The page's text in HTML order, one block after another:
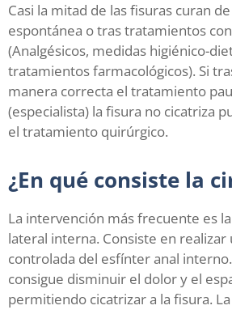
Casi la mitad de las fisuras curan
espontánea o tras tratamientos
(Analgésicos, medidas higiénico-
tratamientos farmacológicos). Si
manera correcta el tratamiento
(especialista) la fisura no cicatriza
el tratamiento quirúrgico.
¿En qué consiste la
La intervención más frecuente es
lateral interna. Consiste en realizar
controlada del esfínter anal
consigue disminuir el dolor y el
permitiendo cicatrizar a la fisura.